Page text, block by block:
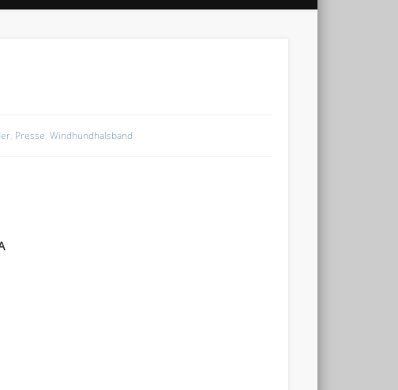
, Presse, Windhundhalsband